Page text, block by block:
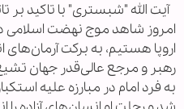
آیت الله "شبستری" با تاکید بر
امروز شاهد موج نهضت اسلامی
اروپا هستیم، به برکت آرمان‌های
رهبر و مرجع عالی‌قدر جهان
به فرد امام در مبارزه عليه